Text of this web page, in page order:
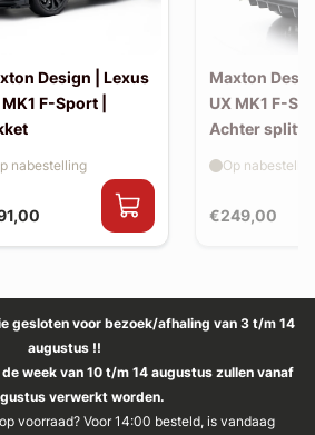
Design | Lexus
F-Sport |
nabestelling
Maxton
UX MK1 F-
Achter
€249,00
Op
gesloten voor bezoek/afhaling van 3 t/m 14
augustus !!
week van 10 t/m 14 augustus zullen vanaf
verwerkt worden.
voorraad? Voor 14:00 besteld, is vandaag